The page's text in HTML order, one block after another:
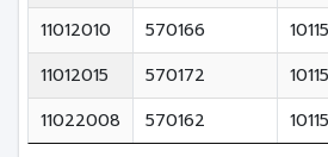
11012010
570166
11012015
570172
11022008
570162